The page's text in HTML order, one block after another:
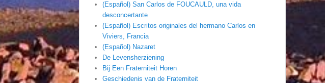
(Español) San Carlos de FOUCAULD, una vida
desconcertante
(Español) Escritos originales del hermano Carlos en
Viviers, Francia
(Español) Nazaret
De Levensherziening
Bij Een Fraterniteit Horen
Geschiedenis van de Fraterniteit